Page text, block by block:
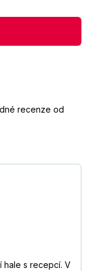
recenze od
hale s recepcí. V